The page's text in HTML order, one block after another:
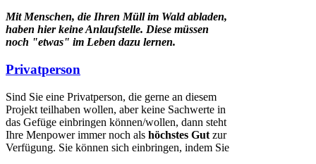
Mit Menschen, die Ihren Müll im Wald abladen,
haben hier keine Anlaufstelle. Diese müssen
noch "etwas" im Leben dazu lernen.
Privatperson
Sind Sie eine Privatperson, die gerne an diesem
Projekt teilhaben wollen, aber keine Sachwerte in
das Gefüge einbringen können/wollen, dann steht
Ihre Menpower immer noch als höchstes Gut zur
Verfügung. Sie können sich einbringen, indem Sie